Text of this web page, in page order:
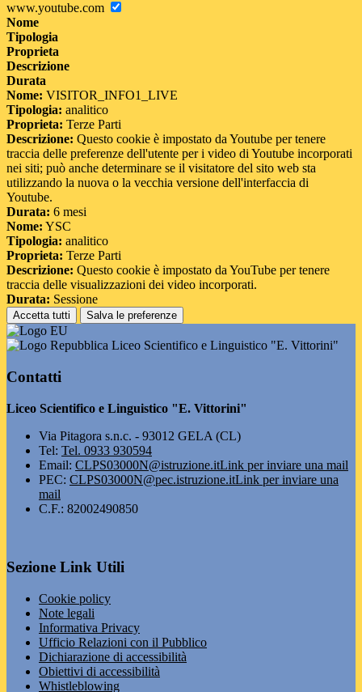
www.youtube.com
Nome
Tipologia
Proprieta
Descrizione
Durata
Nome: VISITOR_INFO1_LIVE
Tipologia: analitico
Proprieta: Terze Parti
Descrizione: Questo cookie è impostato da Youtube per tenere
traccia delle preferenze dell'utente per i video di Youtube incorporati
nei siti; può anche determinare se il visitatore del sito web sta
utilizzando la nuova o la vecchia versione dell'interfaccia di
Youtube.
Durata: 6 mesi
Nome: YSC
Tipologia: analitico
Proprieta: Terze Parti
Descrizione: Questo cookie è impostato da YouTube per tenere
traccia delle visualizzazioni dei video incorporati.
Durata: Sessione
Accetta tutti Salva le preferenze
Liceo Scientifico e Linguistico "E. Vittorini"
Contatti
Liceo Scientifico e Linguistico "E. Vittorini"
Via Pitagora s.n.c. - 93012 GELA (CL)
Tel: Tel. 0933 930594
Email: CLPS03000N@istruzione.itLink per inviare una mail
PEC: CLPS03000N@pec.istruzione.itLink per inviare una
mail
C.F.: 82002490850
Sezione Link Utili
Cookie policy
Note legali
Informativa Privacy
Ufficio Relazioni con il Pubblico
Dichiarazione di accessibilità
Obiettivi di accessibilità
Whistleblowing